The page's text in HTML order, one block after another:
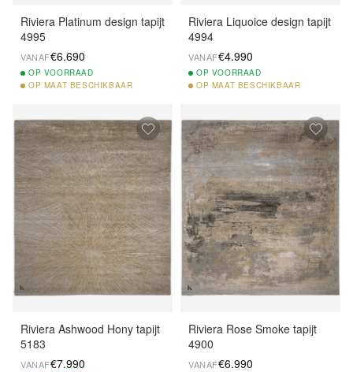
Riviera Platinum design tapijt
4995
VANAF€6.690
OP VOORRAAD
OP MAAT BESCHIKBAAR
Riviera Liquoice design tapijt
4994
VANAF€4.990
OP VOORRAAD
OP MAAT BESCHIKBAAR
Riviera Ashwood Hony tapijt
5183
VANAF€7.990
Riviera Rose Smoke tapijt
4900
VANAF€6.990